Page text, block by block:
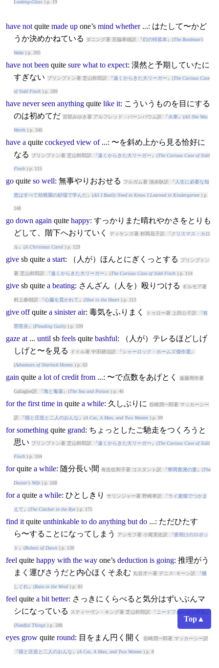
Top▲
Looking-Glass) p. 19
have not quite made upone’s mind whether...: はたして〜かど
うか決めかねている
ダニング著 宮脇孝雄訳 『幻の特装本』(The Bookman's
Wake) p. 395
have not been quite sure what to expect: 漠然と予期していたに
すぎない プリンプトン著 芝山幹郎訳 『遠くからきた大リーガー 』(The Curious Case
of Sidd Finch) p. 289
have never seen anything quite like it: こういうものを目にする
のは初めてだ 宮部みゆき著 アルフレッド・バーンバウム訳 『 火車』(All She Was
Worth) p. 346
have a quite cockeyed view of...: 〜を斜め上から見る恰好に
なる
プリンプトン著 芝山幹郎訳 『遠くからきた大リーガー 』(The Curious Case of Sidd
Finch) p. 115
go quite so well: 無事やりおおせる フルガム著 池央耿訳 『 人生に必要な知
恵はすべて幼稚園の砂場で学んだ』(All I Really Need to Know I Learned in Kindergarten) p.
148
go down again quite happy: すっかりまた晴れやかさをとりも
どして、階下へおりていく
ディケンズ著 村岡花子訳 『 クリスマス・カロ
ル』(A Christmas Carol) p. 129
givesb quite a start: （人が）ほんとにぎくっとする プリンプトン
著 芝山幹郎訳 『遠くからきた大リーガー 』(The Curious Case of Sidd Finch) p. 114
givesb quite a beating: さんざん（人を）殴りつける ギルモア著
村上春樹訳 『心臓を貫かれて 』(Shot in the Heart) p. 213
give off quite a sinister air: 毒気をふりまく トゥロー著 上田公子訳 『有
罪答弁』(Pleading Guilty) p. 199
gaze at... until sb feels quite bashful: （人が）テレるほどしげ
しげと〜を見る
ドイル著 中田耕治訳 『 シャーロック・ホームズ傑作選 』
(Adventure of Sherlock Homes) p. 63
gain quite a lot of credit from...: 〜で点数をあげとく 遠藤周作著
Gallagher訳 『海と毒薬』(The Sea and Poison) p. 46
for the first time in quite a while: 久しぶりに 谷崎潤一郎著 マッカーシー
訳 『猫と庄造と二人のおんな 』(A Cat, A Man, and Two Women) p. 99
for something quite grand: ちょっとしたご馳走をつくろうと
思い プリンプトン著 芝山幹郎訳 『遠くからきた大リーガー 』(The Curious Case of Sidd
Finch) p. 104
for quite a while: 随分長い間 有吉佐和子著 コスタント訳 『華岡青洲の妻』(The
Doctor's Wife) p. 168
for a quite a while: ひとしきり サリンジャー著 野崎孝訳 『 ライ麦畑でつかま
えて 』(The Catcher in the Rye) p. 175
find it quite unthinkable to do anything but do...: ただひたす
ら〜することになってしまう
アシモフ著 小尾芙佐訳 『夜明けのロボッ
ト 』(Robots of Dawn) p. 130
feel quite happy with the wayone’s deduction is going: 推理がう
まく運びさうだと内心ほくそゑむ 丸谷才一著 デニス･キーン訳 『横
しぐれ』(Rain in the Wind) p. 83
feel quite a bit better: さっきにくらべると気分はずいぶんマ
シになっている
スティーヴン・キング著 芝山幹郎訳 『 ニードフル・シングス
(Needful Things) p. 288
eyes grow quite round: 目をまん円く開く 谷崎潤一郎著 マッカーシー訳
『猫と庄造と二人のおんな 』(A Cat, A Man, and Two Women) p. 8